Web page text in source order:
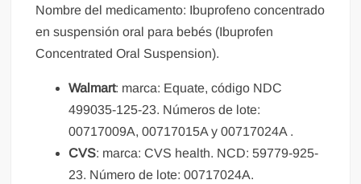
Nombre del medicamento: Ibuprofeno concentrado
en suspensión oral para bebés (Ibuprofen
Concentrated Oral Suspension).
Walmart: marca: Equate, código NDC
499035-125-23. Números de lote:
00717009A, 00717015A y 00717024A .
CVS: marca: CVS health. NCD: 59779-925-
23. Número de lote: 00717024A.